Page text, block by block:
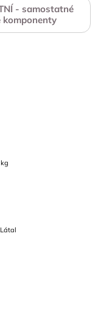
- samostatné
komponenty